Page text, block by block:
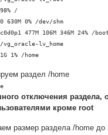
/
630M 0% /dev/shm
477M 106M 346M 24% /boot
vg_oracle-lv_home
1% /home
раздел /home
отключения раздела,
кроме root
размер раздела /home до